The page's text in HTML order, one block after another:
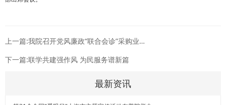
上一篇:我院召开党风廉政“联合会诊”采购业务板块专题培训
下一篇:联学共建强作风 为民服务谱新篇
最新资讯